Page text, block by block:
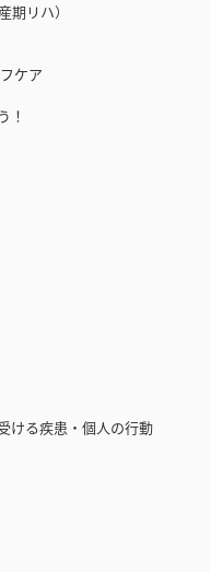
リハ）
ケア
！
ける疾患・個人の行動